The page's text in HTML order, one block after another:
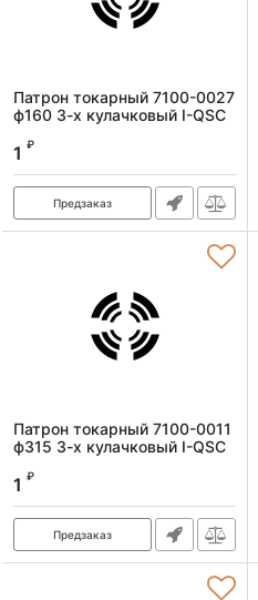
Патрон токарный 7100-0027
ф160 3-х кулачковый I-QSC
Артикул:
1 ₽
Предзаказ
Патрон токарный 7100-0011
ф315 3-х кулачковый I-QSC
Артикул:
1 ₽
Предзаказ